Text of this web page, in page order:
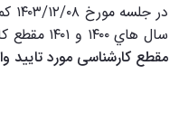
سال هاي ۱۴۰۰ و ۱۴۰۱ مقطع کارشناسی مطرح و به شرح ذيل تصویب شد: "
مقطع کارشناسی مورد تایید